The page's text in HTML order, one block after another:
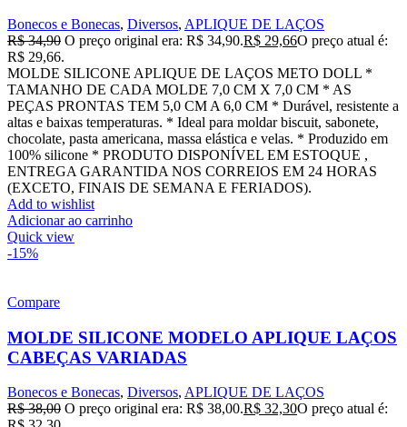
Bonecos e Bonecas, Diversos, APLIQUE DE LAÇOS
R$34,90 O preço original era: R$ 34,90.R$ 29,66O preço atual é:
R$ 29,66.
MOLDE SILICONE APLIQUE DE LAÇOS METO DOLL *
TAMANHO DE CADA MOLDE 7,0 CM X 7,0 CM * AS
PEÇAS PRONTAS TEM 5,0 CM A 6,0 CM * Durável, resistente a
altas e baixas temperaturas. * Ideal para moldar biscuit, sabonete,
chocolate, pasta americana, massa elástica e velas. * Produzido em
100% silicone * PRODUTO DISPONÍVEL EM ESTOQUE ,
ENTREGA GARANTIDA NOS CORREIOS EM 24 HORAS
(EXCETO, FINAIS DE SEMANA E FERIADOS).
Add to wishlist
Adicionar ao carrinho
Quick view
-15%
Compare
MOLDE SILICONE MODELO APLIQUE LAÇOS
CABEÇAS VARIADAS
Bonecos e Bonecas, Diversos, APLIQUE DE LAÇOS
R$38,00 O preço original era: R$ 38,00.R$ 32,30O preço atual é: